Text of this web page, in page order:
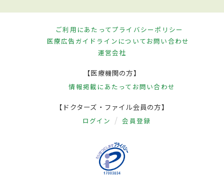
ご利用にあたってプライバシーポリシー
医療広告ガイドラインについてお問い合わせ
運営会社
【医療機関の方】
情報掲載にあたって お問い合わせ
【ドクターズ・ファイル会員の方】
ログイン 会員登録